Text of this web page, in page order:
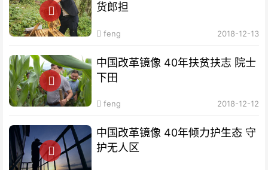
货郎担
feng 2018-12-13
中国改革镜像 40年扶贫扶志​ 院士
下田
feng 2018-12-12
中国改革镜像 40年倾力护生态 守
护无人区